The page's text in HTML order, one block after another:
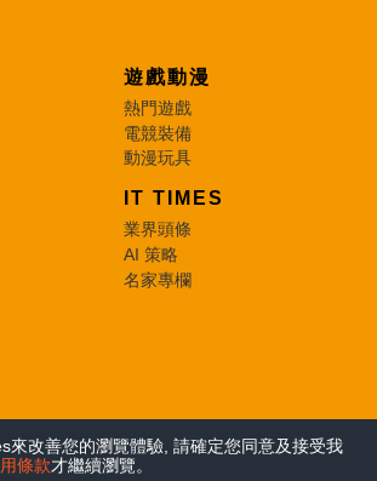
遊戲動漫
熱門遊戲
電競裝備
動漫玩具
IT TIMES
業界頭條
AI 策略
名家專欄
Rights Reserved.
來改善您的瀏覽體驗, 請確定您同意及接受我
條款才繼續瀏覽。